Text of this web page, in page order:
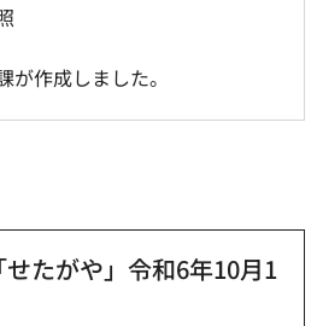
が作成しました。
たがや」令和6年10月1